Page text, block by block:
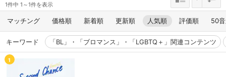
1件中 1～1件を表示
マッチング 価格順 新着順 更新順 人気順 評価順 50
キーワード 「BL」・「ブロマンス」・「LGBTQ＋」関連コンテンツ
1